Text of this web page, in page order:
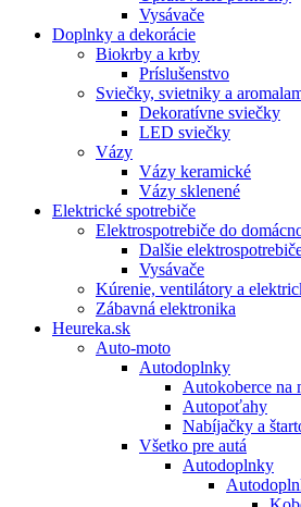
Vysávače
Doplnky a dekorácie
Biokrby a krby
Príslušenstvo
Sviečky, svietniky a
Dekoratívne sviečky
LED sviečky
Vázy
Vázy keramické
Vázy sklenené
Elektrické spotrebiče
Elektrospotrebiče do
Dalšie
Vysávače
Kúrenie, ventilátory a
Zábavná elektronika
Heureka.sk
Auto-moto
Autodoplnky
Autokoberce na
Autopoťahy
Nabíjačky a
Všetko pre autá
Autodoplnky